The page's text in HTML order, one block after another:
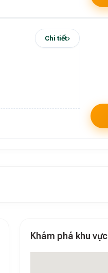
Chi tiết
Khám phá khu vực